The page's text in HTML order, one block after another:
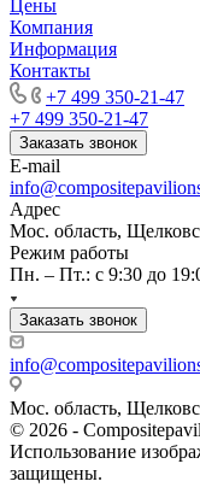
Цены
Компания
Информация
Контакты
+7 499 350-21-47
+7 499 350-21-47
Заказать звонок
E-mail
Адрес
Мос. область,
Режим работы
Пн. – Пт.: с 9:30 до
Заказать звонок
Мос. область,
© 2026 -
Использование
защищены.